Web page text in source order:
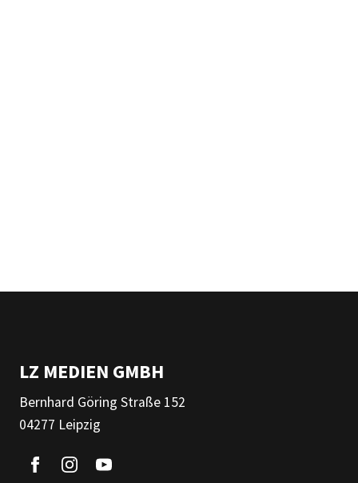
LZ MEDIEN GMBH
Bernhard Göring Straße 152
04277 Leipzig